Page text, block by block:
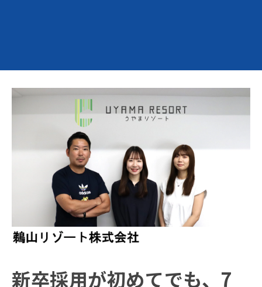
新卒採用が初めてでも、7